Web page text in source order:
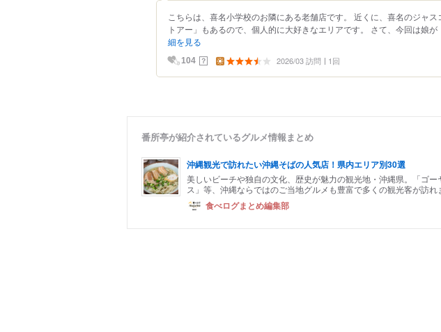
こちらは、喜名小学校のお隣にある老舗店です。 近くに、喜名のジャス
トアー」もあるので、個人的に大好きなエリアです。 さて、今回は娘が
細を見る
104 ？ 2026/03 訪問 1回
番所亭が紹介されているグルメ情報まとめ
沖縄観光で訪れたい沖縄そばの人気店！県内エリア別30選
美しいビーチや独自の文化、歴史が魅力の観光地・沖縄県。「ゴ
ス」等、沖縄ならではのご当地グルメも豊富で多くの観光客が訪れ
食べログまとめ編集部